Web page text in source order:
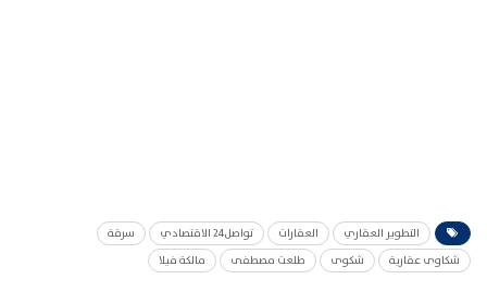
التطوير العقاري العقارات تواصل24 الاقتصادي
سرقة
شكاوى عقارية
شكوى طلعت مصطفى مالكة فيلا